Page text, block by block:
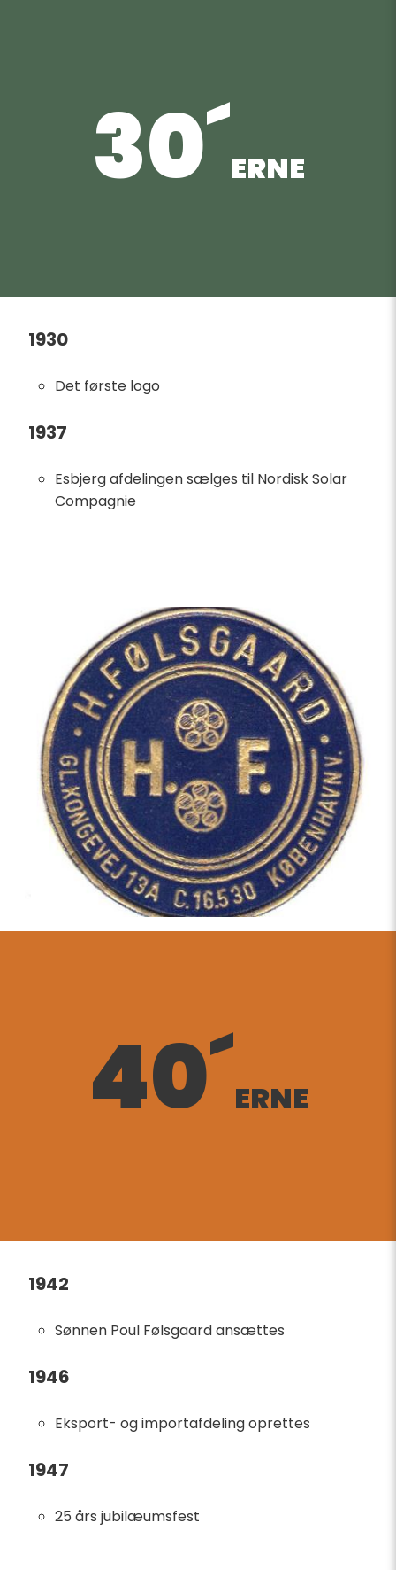
30´ERNE
1930
Det første logo
1937
Esbjerg afdelingen sælges til Nordisk Solar
Compagnie
40´ERNE
1942
Sønnen Poul Følsgaard ansættes
1946
Eksport- og importafdeling oprettes
1947
25 års jubilæumsfest